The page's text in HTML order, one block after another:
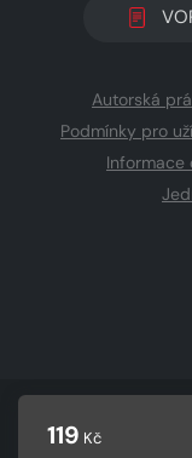
119 Kč
Autorská
Podmínky pro
Informace